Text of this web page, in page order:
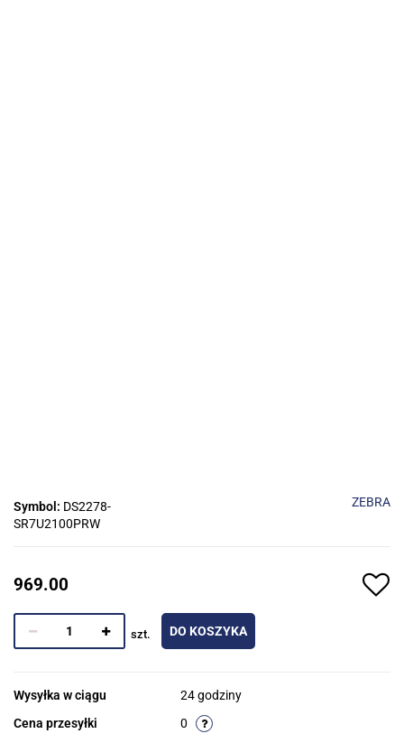
Symbol: DS2278-
SR7U2100PRW
ZEBRA
969.00
szt. DO KOSZYKA
Wysyłka w ciągu
24 godziny
Cena przesyłki
0